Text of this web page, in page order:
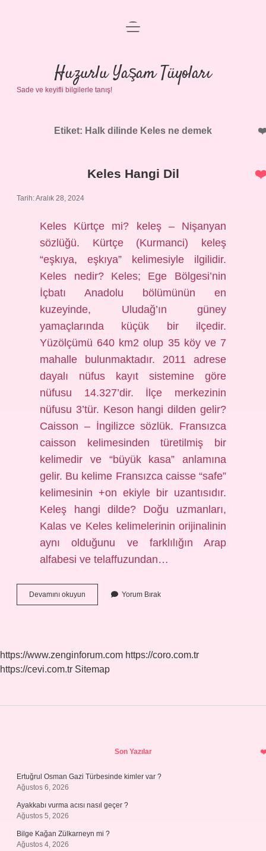
Anasayfa
Gizlilik Politikası
Yasal Uyarı
menüyü
Huzurlu Yaşam Tüyoları
Sade ve keyifli bilgilerle tanış!
Etiket: Halk dilinde Keles ne demek
Keles Hangi Dil
Tarih: Aralık 28, 2024
Keles Kürtçe mi? keleş – Nişanyan
sözlüğü. Kürtçe (Kurmanci) keleş
“eşkıya, eşkıya” kelimesiyle ilgilidir.
Keles nedir? Keles; Ege Bölgesi’nin
İçbatı Anadolu bölümünün en
kuzeyinde, Uludağ’ın güney
yamaçlarında küçük bir ilçedir.
Yüzölçümü 640 km2 olup 35 köy ve 7
mahalle bulunmaktadır. 2011 adrese
dayalı nüfus kayıt sistemine göre
nüfusu 14.327’dir. İlçe merkezinin
nüfusu 3’tür. Keson hangi dilden gelir?
Caisson – İngilizce sözlük. Fransızca
caisson kelimesinden türetilmiş bir
kelimedir ve “büyük kasa” anlamına
gelir. Bu kelime Fransızca caisse “safe”
kelimesinin +on ekiyle bir uzantısıdır.
Keleş hangi dilde? Doğu uzmanları,
Kalas ve Keles kelimelerinin orijinalinin
aynı olduğunu ve farklılığın Arap
alfabesi ve telaffuzundan…
Devamını okuyun
Hangi
Yorum Bırak
https://www.zenginforum.com https://coro.com.tr
https://cevi.com.tr Sitemap
Son Yazılar
Ertuğrul Osman Gazi Türbesinde kimler var ?
Ağustos 6, 2026
Ayakkabı vurma acısı nasıl geçer ?
Ağustos 5, 2026
Bilge Kağan Zülkarneyn mi ?
Ağustos 4, 2026